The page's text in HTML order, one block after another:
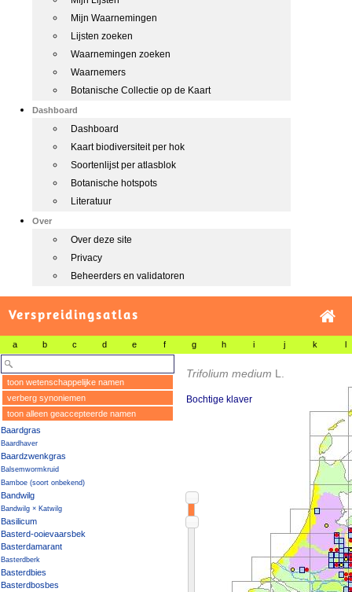
Mijn Waarnemingen
Lijsten zoeken
Waarnemingen zoeken
Waarnemers
Botanische Collectie op de Kaart
Dashboard
Dashboard
Kaart biodiversiteit per hok
Soortenlijst per atlasblok
Botanische hotspots
Literatuur
Over
Over deze site
Privacy
Beheerders en validatoren
Verspreidingsatlas
a b c d e f g h i j k l
toon wetenschappelijke namen
verberg synoniemen
toon alleen geaccepteerde namen
Baardgras
Baardhaver
Baardzwenkgras
Balsemwormkruid
Bamboe (soort onbekend)
Bandwilg
Bandwilg × Katwilg
Basilicum
Basterd-ooievaarsbek
Basterdamarant
Basterdberk
Basterdbies
Basterdbosbes
Trifolium medium L.
Bochtige klaver